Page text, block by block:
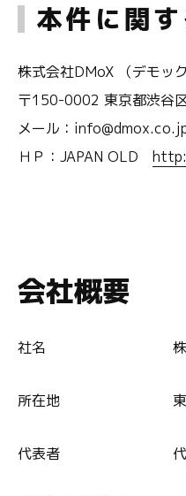
本件に関
株式会社DMoX （デモ
〒150-0002 東京都渋谷
メール：
ＨＰ：JAPAN OLD
会社概要
社名 株式会社
所在地 東京都渋谷
代表者 代表取